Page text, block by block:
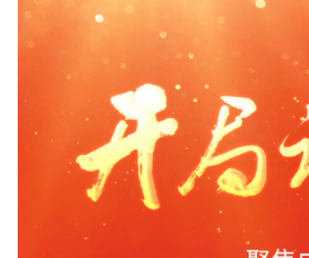
广东：五“有”三“好
梅香四海映初心，
意向签约金达5000
用爱托起欢乐，苏
全国“三夏”大规模小